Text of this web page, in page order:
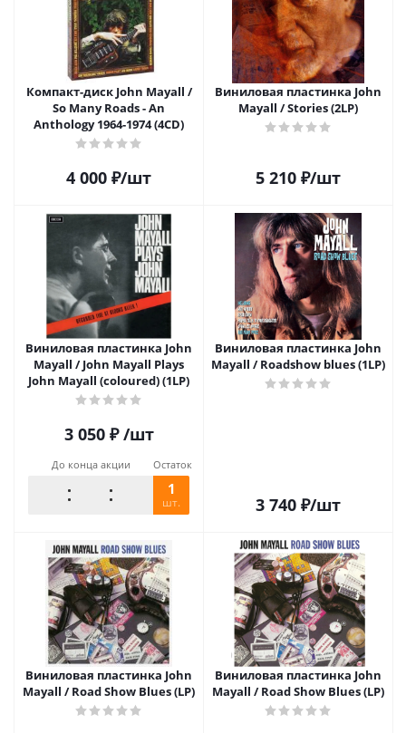
Компакт-диск John Mayall /
So Many Roads - An
Anthology 1964-1974 (4CD)
4 000 ₽/шт
Виниловая пластинка John
Mayall / Stories (2LP)
5 210 ₽/шт
Виниловая пластинка John
Mayall / John Mayall Plays
John Mayall (coloured) (1LP)
3 050₽ /шт
До конца акции Остаток
1
шт.
Виниловая пластинка John
Mayall / Roadshow blues (1LP)
3 740 ₽/шт
Виниловая пластинка John
Mayall / Road Show Blues (LP)
Виниловая пластинка John
Mayall / Road Show Blues (LP)